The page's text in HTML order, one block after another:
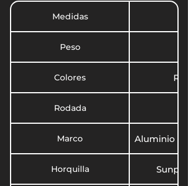
Medidas
Peso
Colores
Rodada
Marco Aluminio
Horquilla